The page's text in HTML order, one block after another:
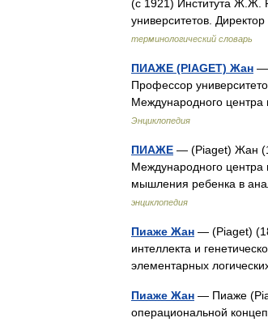
(с 1921) Института Ж.Ж.
университетов.
терминологический словарь
ПИАЖЕ (PIAGET) Жан —
Профессор
Международного
Энциклопедия
ПИАЖЕ — (Piaget) Жан
Международного центра
мышления ребенка в
энциклопедия
Пиаже Жан — (Piaget)
интеллекта и
элементарных
Пиаже Жан — Пиаже
операциональной